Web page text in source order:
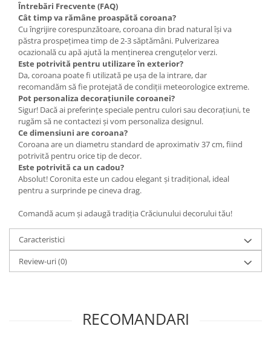
Întrebări Frecvente (FAQ)
Cât timp va rămâne proaspătă coroana?
Cu îngrijire corespunzătoare, coroana din brad natural își va
păstra prospețimea timp de 2-3 săptămâni. Pulverizarea
ocazională cu apă ajută la menținerea crenguțelor verzi.
Este potrivită pentru utilizare în exterior?
Da, coroana poate fi utilizată pe ușa de la intrare, dar
recomandăm să fie protejată de condiții meteorologice extreme.
Pot personaliza decorațiunile coroanei?
Sigur! Dacă ai preferințe speciale pentru culori sau decorațiuni, te
rugăm să ne contactezi și vom personaliza designul.
Ce dimensiuni are coroana?
Coroana are un diametru standard de aproximativ 37 cm, fiind
potrivită pentru orice tip de decor.
Este potrivită ca un cadou?
Absolut! Coronita este un cadou elegant și tradițional, ideal
pentru a surprinde pe cineva drag.
Comandă acum și adaugă tradiția Crăciunului decorului tău!
Caracteristici
Review-uri(0)
RECOMANDARI